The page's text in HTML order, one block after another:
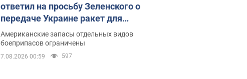
ответил на просьбу Зеленского о
передаче Украине ракет для
Patriot
Американские запасы отдельных видов
боеприпасов ограничены
7.08.2026 00:59 597